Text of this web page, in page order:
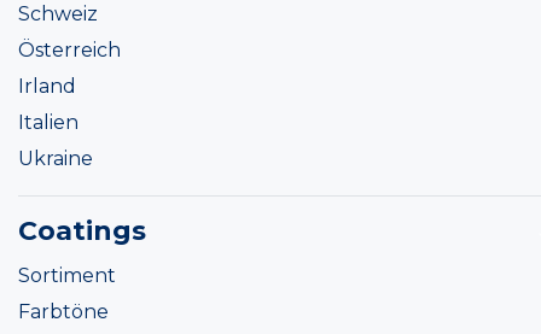
Schweiz
Österreich
Irland
Italien
Ukraine
Coatings
Sortiment
Farbtöne